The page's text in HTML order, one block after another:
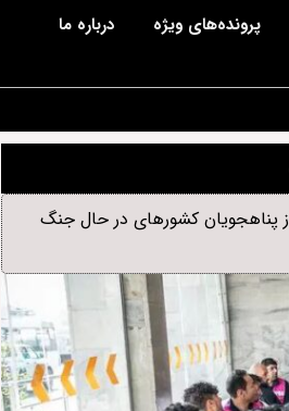
پرونده‌های ویژه درباره ما
پناهجویان کشورهای در حال جنگ